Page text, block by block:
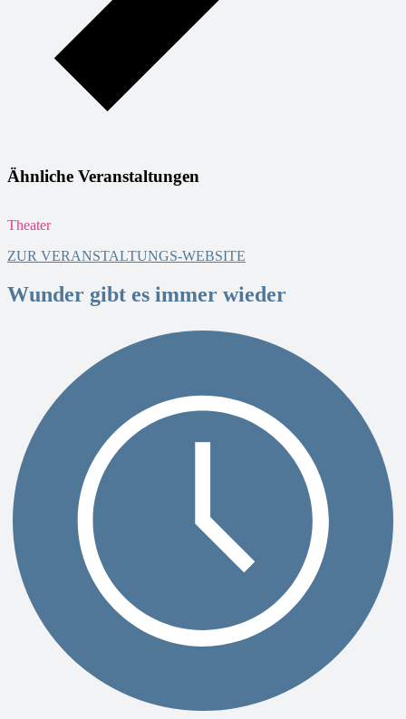
Ähnliche Veranstaltungen
Theater
ZUR VERANSTALTUNGS-WEBSITE
Wunder gibt es immer wieder